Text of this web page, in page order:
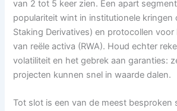
van 2 tot 5 keer zien. Een apart
populariteit wint in institutionele kringen
Staking Derivatives) en protocollen
van reële activa (RWA). Houd echter
volatiliteit en het gebrek aan garanties:
projecten kunnen snel in waarde dalen.
Tot slot is een van de meest besproken